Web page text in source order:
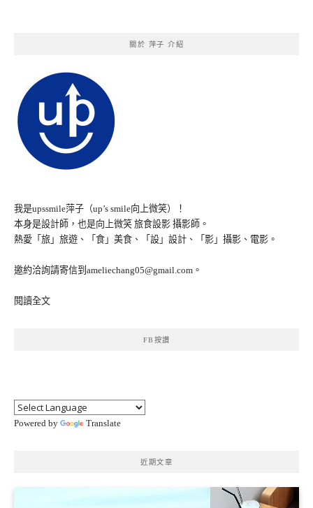
關於 萍子 介紹
我是upssmile萍子（up’s smile向上微笑）！
本身是設計師，也是向上微笑 旅食設影 攝影師。
熱愛「旅」旅遊、「食」美食、「設」設計、「影」攝影、電影。
邀約洽詢請寄信到ameliechang05@gmail.com。
閱讀全文
FB按讚
Powered by Translate
近期文章